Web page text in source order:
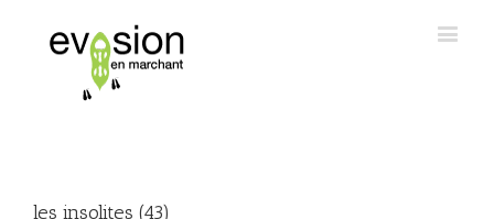
les insolites (43)